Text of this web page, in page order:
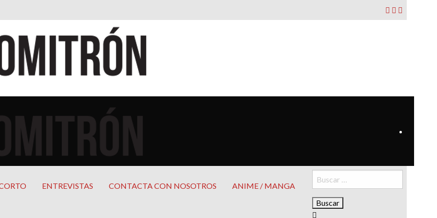
ENTREVISTAS CONTACTA CON NOSOTROS ANIME / MANGA
Buscar: